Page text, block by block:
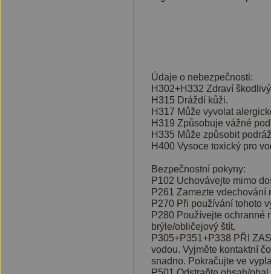
Údaje o nebezpečnosti:
H302+H332 Zdraví
H315 Dráždí kůži.
H317 Může vyvolat
H319 Způsobuje vážné
H335 Může způsobit
H400 Vysoce toxický pro
Bezpečnostní pokyny:
P102 Uchovávejte mimo
P261 Zamezte vdechování
P270 Při používání tohoto
P280 Používejte ochranné
brýle/obličejový štít.
P305+P351+P338 PŘI
vodou. Vyjměte kontaktní
snadno. Pokračujte ve